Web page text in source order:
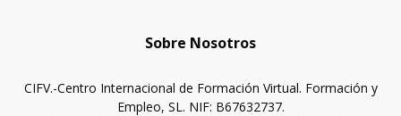
Sobre Nosotros
CIFV.-Centro Internacional de Formación Virtual. Formación y
Empleo, SL. NIF: B67632737.